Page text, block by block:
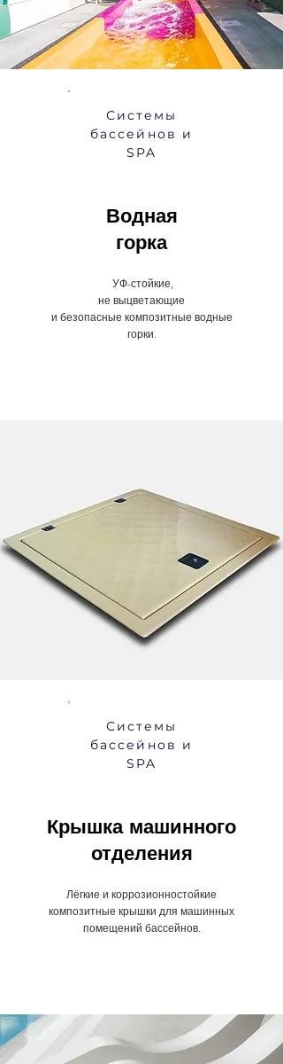
Системы
бассейнов и
SPA
Водная
горка
УФ-стойкие,
не выцветающие
и безопасные композитные водные
горки.
Системы
бассейнов и
SPA
Крышка машинного
отделения
Лёгкие и коррозионностойкие
композитные крышки для машинных
помещений бассейнов.